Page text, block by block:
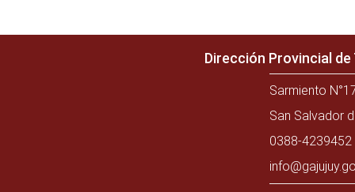
Dirección Provincial
Sarmiento
San Salvador
0388-